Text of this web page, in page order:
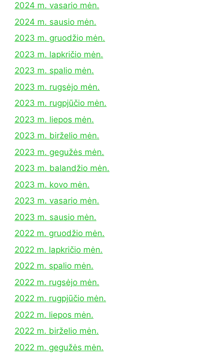
2024 m. vasario mėn.
2024 m. sausio mėn.
2023 m. gruodžio mėn.
2023 m. lapkričio mėn.
2023 m. spalio mėn.
2023 m. rugsėjo mėn.
2023 m. rugpjūčio mėn.
2023 m. liepos mėn.
2023 m. birželio mėn.
2023 m. gegužės mėn.
2023 m. balandžio mėn.
2023 m. kovo mėn.
2023 m. vasario mėn.
2023 m. sausio mėn.
2022 m. gruodžio mėn.
2022 m. lapkričio mėn.
2022 m. spalio mėn.
2022 m. rugsėjo mėn.
2022 m. rugpjūčio mėn.
2022 m. liepos mėn.
2022 m. birželio mėn.
2022 m. gegužės mėn.